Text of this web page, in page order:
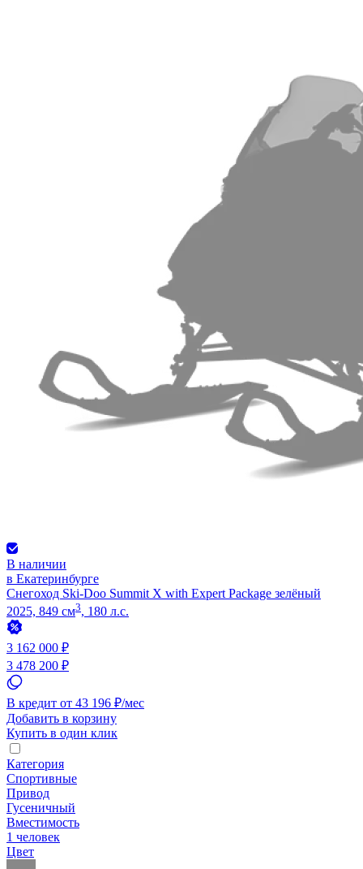
В наличии
в Екатеринбурге
Снегоход Ski-Doo Summit X with Expert Package зелёный
2025, 849 см3, 180 л.с.
3 162 000 ₽
3 478 200 ₽
В кредит от 43 196 ₽/мес
Добавить в корзину
Купить в один клик
Категория
Спортивные
Привод
Гусеничный
Вместимость
1 человек
Цвет